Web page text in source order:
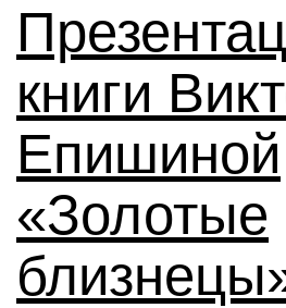
книги
Епишиной
«Золотые